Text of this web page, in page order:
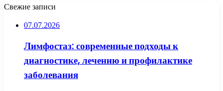
Свежие записи
07.07.2026
Лимфостаз: современные подходы к
диагностике, лечению и профилактике
заболевания